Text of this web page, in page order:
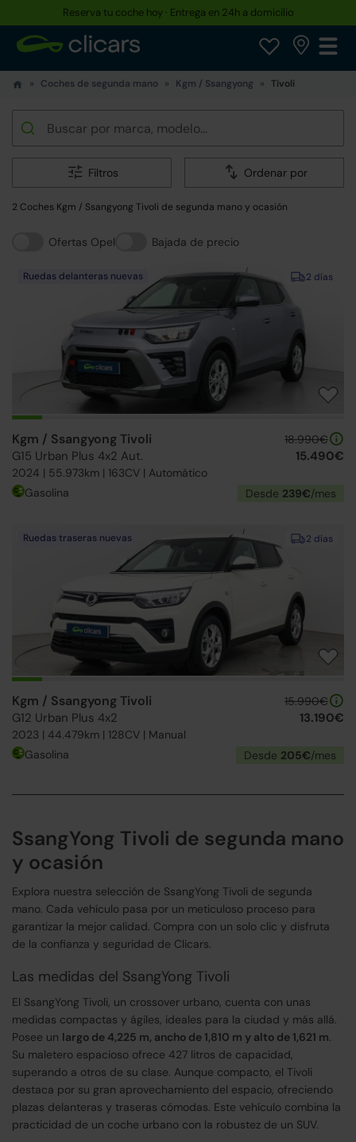
Hasta un 30% más barato que uno nuevo
Coches de segunda mano Kgm / Ssangyong Tivoli
Filtros Ordenar por
2 Coches Kgm / Ssangyong Tivoli de segunda mano y ocasión
Ofertas Opel Bajada de precio
2 días
Ruedas delanteras nuevas
Kgm / Ssangyong Tivoli
G15 Urban Plus 4x2 Aut.
2024 | 55.973km | 163CV | Automático
18.990€
15.490€
Gasolina Desde 239€/mes
2 días
Ruedas traseras nuevas
Kgm / Ssangyong Tivoli
G12 Urban Plus 4x2
2023 | 44.479km | 128CV | Manual
15.990€
13.190€
Gasolina Desde 205€/mes
SsangYong Tivoli de segunda mano
y ocasión
Explora nuestra selección de SsangYong Tivoli de segunda
mano. Cada vehículo pasa por un meticuloso proceso para
garantizar la mejor calidad. Compra con un solo clic y disfruta
de la confianza y seguridad de Clicars.
Las medidas del SsangYong Tivoli
El SsangYong Tivoli, un crossover urbano, cuenta con unas
medidas compactas y ágiles, ideales para la ciudad y más allá.
Posee un largo de 4,225 m, ancho de 1,810 m y alto de 1,621 m.
Su maletero espacioso ofrece 427 litros de capacidad,
superando a otros de su clase. Aunque compacto, el Tivoli
destaca por su gran aprovechamiento del espacio, ofreciendo
plazas delanteras y traseras cómodas. Este vehículo combina la
practicidad de un coche urbano con la robustez de un SUV.